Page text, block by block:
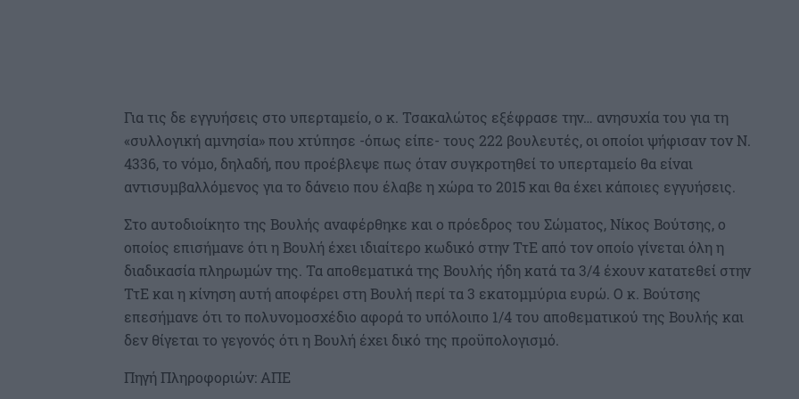
Για τις δε εγγυήσεις στο υπερταμείο, ο κ. Τσακαλώτος εξέφρασε την… ανησυχία του για τη
«συλλογική αμνησία» που χτύπησε -όπως είπε- τους 222 βουλευτές, οι οποίοι ψήφισαν τον Ν.
4336, το νόμο, δηλαδή, που προέβλεψε πως όταν συγκροτηθεί το υπερταμείο θα είναι
αντισυμβαλλόμενος για το δάνειο που έλαβε η χώρα το 2015 και θα έχει κάποιες εγγυήσεις.
Στο αυτοδιοίκητο της Βουλής αναφέρθηκε και ο πρόεδρος του Σώματος, Νίκος Βούτσης, ο
οποίος επισήμανε ότι η Βουλή έχει ιδιαίτερο κωδικό στην ΤτΕ από τον οποίο γίνεται όλη η
διαδικασία πληρωμών της. Τα αποθεματικά της Βουλής ήδη κατά τα 3/4 έχουν κατατεθεί στην
ΤτΕ και η κίνηση αυτή αποφέρει στη Βουλή περί τα 3 εκατομμύρια ευρώ. Ο κ. Βούτσης
επεσήμανε ότι το πολυνομοσχέδιο αφορά το υπόλοιπο 1/4 του αποθεματικού της Βουλής και
δεν θίγεται το γεγονός ότι η Βουλή έχει δικό της προϋπολογισμό.
Πηγή Πληροφοριών: ΑΠΕ